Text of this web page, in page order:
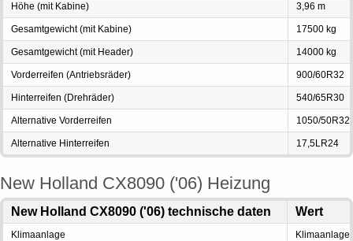
Höhe (mit Kabine) 3,96 m
Gesamtgewicht (mit Kabine) 17500 kg
Gesamtgewicht (mit Header) 14000 kg
Vorderreifen (Antriebsräder) 900/60R32
Hinterreifen (Drehräder) 540/65R30
Alternative Vorderreifen 1050/50R32
Alternative Hinterreifen 17,5LR24
New Holland CX8090 ('06) Heizung
New Holland CX8090 ('06) technische daten Wert
Klimaanlage Klimaanlage